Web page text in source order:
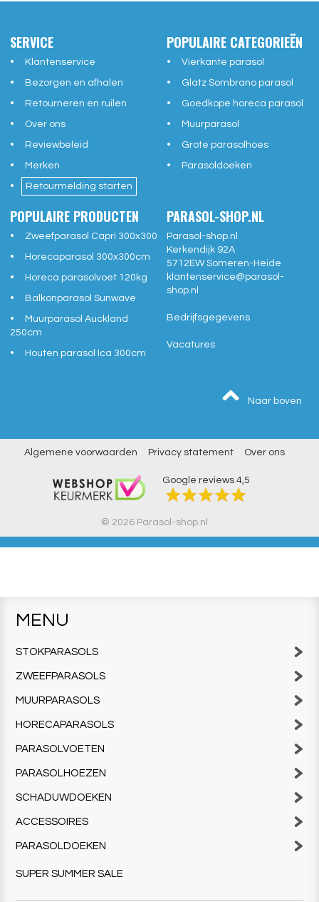
SERVICE
Klantenservice
Bezorgen en afhalen
Retourneren en ruilen
Over ons
Reviewbeleid
Merken
Retourmelding starten
POPULAIRE CATEGORIEËN
Vierkante parasol
Glatz Sombrano parasol
Goedkope horeca parasol
Muurparasol
Grote parasolhoes
Parasoldoeken
POPULAIRE PRODUCTEN
Zweefparasol Capri 300x300
Horecaparasol 300x300cm
Horeca parasolvoet 120kg
Balkonparasol Sunwave
Muurparasol Auckland
250cm
Houten parasol Ica 300cm
PARASOL-SHOP.NL
Parasol-shop.nl
Kerkendijk 92A
5712EW Someren-Heide
klantenservice@parasol-
shop.nl
Bedrijfsgegevens
Vacatures
Naar boven
Algemene voorwaarden Privacy statement Over ons
Google reviews 4,5
© 2026 Parasol-shop.nl
MENU
STOKPARASOLS
ZWEEFPARASOLS
MUURPARASOLS
HORECAPARASOLS
PARASOLVOETEN
PARASOLHOEZEN
SCHADUWDOEKEN
ACCESSOIRES
PARASOLDOEKEN
SUPER SUMMER SALE